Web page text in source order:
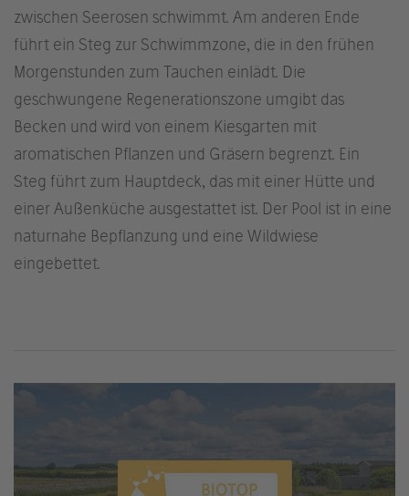
zwischen Seerosen schwimmt. Am anderen Ende
führt ein Steg zur Schwimmzone, die in den frühen
Morgenstunden zum Tauchen einlädt. Die
geschwungene Regenerationszone umgibt das
Becken und wird von einem Kiesgarten mit
aromatischen Pflanzen und Gräsern begrenzt. Ein
Steg führt zum Hauptdeck, das mit einer Hütte und
einer Außenküche ausgestattet ist. Der Pool ist in eine
naturnahe Bepflanzung und eine Wildwiese
eingebettet.